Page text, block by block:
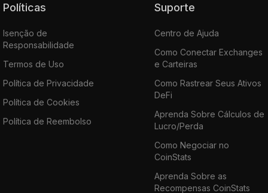
Políticas
Isenção de
Responsabilidade
Termos de Uso
Política de Privacidade
Política de Cookies
Política de Reembolso
Suporte
Centro de Ajuda
Como Conectar Exchanges
e Carteiras
Como Rastrear Seus Ativos
DeFi
Aprenda Sobre Cálculos de
Lucro/Perda
Como Negociar no
CoinStats
Aprenda Sobre as
Recompensas CoinStats